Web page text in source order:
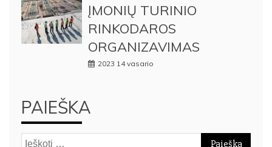
ĮMONIŲ TURINIO
RINKODAROS
ORGANIZAVIMAS
2023 14 vasario
PAIEŠKA
Ieškoti: